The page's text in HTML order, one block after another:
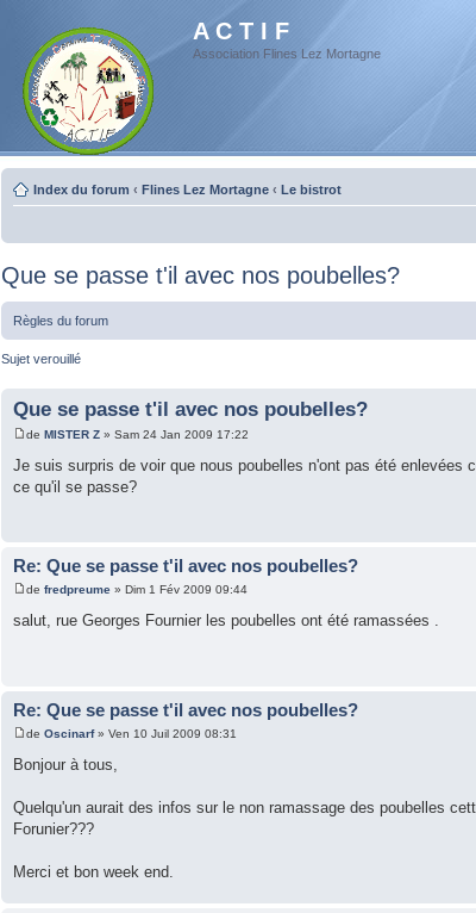
A C T I F
Association Flines Lez Mortagne
Index du forum ‹ Flines Lez Mortagne ‹ Le bistrot
Que se passe t'il avec nos poubelles?
Règles du forum
Sujet verouillé
Que se passe t'il avec nos poubelles?
de MISTER Z » Sam 24 Jan 2009 17:22
Je suis surpris de voir que nous poubelles n'ont pas été enlevées
ce qu'il se passe?
Re: Que se passe t'il avec nos poubelles?
de fredpreume » Dim 1 Fév 2009 09:44
salut, rue Georges Fournier les poubelles ont été ramassées .
Re: Que se passe t'il avec nos poubelles?
de Oscinarf» Ven 10 Juil 2009 08:31
Bonjour à tous,
Quelqu'un aurait des infos sur le non ramassage des poubelles
Forunier???
Merci et bon week end.